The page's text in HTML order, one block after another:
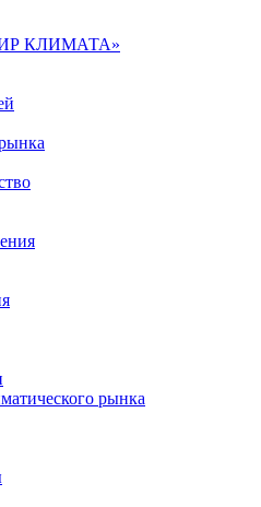
КЛИМАТА»
рынка